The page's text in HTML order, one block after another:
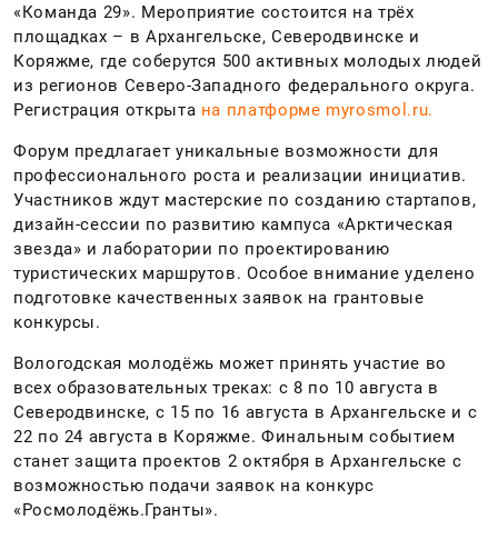
«Команда 29». Мероприятие состоится на трёх
площадках – в Архангельске, Северодвинске и
Коряжме, где соберутся 500 активных молодых людей
из регионов Северо-Западного федерального округа.
Регистрация открыта на платформе myrosmol.ru.
Форум предлагает уникальные возможности для
профессионального роста и реализации инициатив.
Участников ждут мастерские по созданию стартапов,
дизайн-сессии по развитию кампуса «Арктическая
звезда» и лаборатории по проектированию
туристических маршрутов. Особое внимание уделено
подготовке качественных заявок на грантовые
конкурсы.
Вологодская молодёжь может принять участие во
всех образовательных треках: с 8 по 10 августа в
Северодвинске, с 15 по 16 августа в Архангельске и с
22 по 24 августа в Коряжме. Финальным событием
станет защита проектов 2 октября в Архангельске с
возможностью подачи заявок на конкурс
«Росмолодёжь.Гранты».